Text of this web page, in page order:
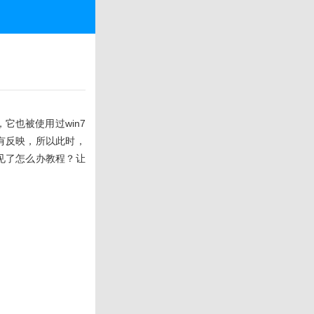
它也被使用过win7
映，所以此时，
了怎么办教程？让